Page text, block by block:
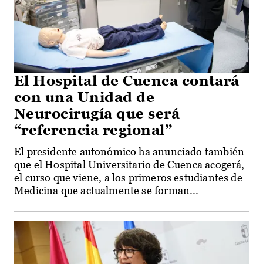
El Hospital de Cuenca contará
con una Unidad de
Neurocirugía que será
“referencia regional”
El presidente autonómico ha anunciado también
que el Hospital Universitario de Cuenca acogerá,
el curso que viene, a los primeros estudiantes de
Medicina que actualmente se forman...